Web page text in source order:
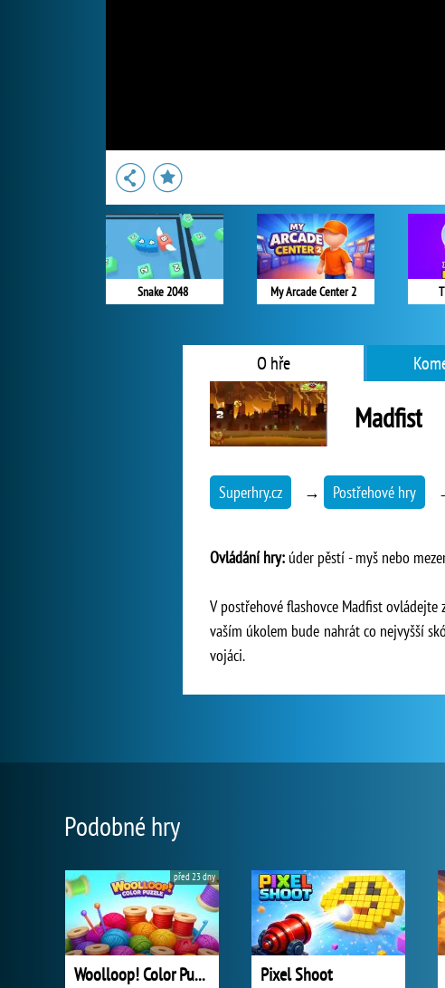
Snake 2048 My Arcade Center 2
O hře
Madfist
Superhry.cz → Postřehové hry
Ovládání hry: úder pěstí - myš nebo
V postřehové flashovce Madfist
vaším úkolem bude nahrát co nejvyšší
vojáci.
Podobné hry
Woolloop! Color Puzzle
před 23 dny
Pixel Shoot